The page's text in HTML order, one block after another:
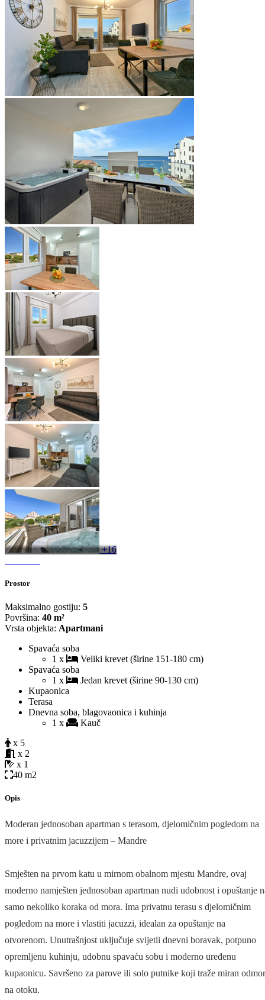
+16
Prostor
Maksimalno gostiju: 5
Površina: 40 m²
Vrsta objekta: Apartmani
Spavaća soba
1 x
Veliki krevet (širine 151-180 cm)
Spavaća soba
1 x
Jedan krevet (širine 90-130 cm)
Kupaonica
Terasa
Dnevna soba, blagovaonica i kuhinja
1 x
Kauč
x 5
x 2
x 1
40 m2
Opis
Moderan jednosoban apartman s terasom, djelomičnim pogledom na
more i privatnim jacuzzijem – Mandre
Smješten na prvom katu u mirnom obalnom mjestu Mandre, ovaj
moderno namješten jednosoban apartman nudi udobnost i opuštanje
samo nekoliko koraka od mora. Ima privatnu terasu s djelomičnim
pogledom na more i vlastiti jacuzzi, idealan za opuštanje na
otvorenom. Unutrašnjost uključuje svijetli dnevni boravak, potpuno
opremljenu kuhinju, udobnu spavaću sobu i moderno uređenu
kupaonicu. Savršeno za parove ili solo putnike koji traže miran odmor
na otoku.